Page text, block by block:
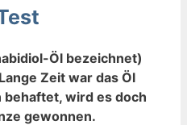
Öl bezeichnet)
Zeit war das Öl
wird es doch
gewonnen.